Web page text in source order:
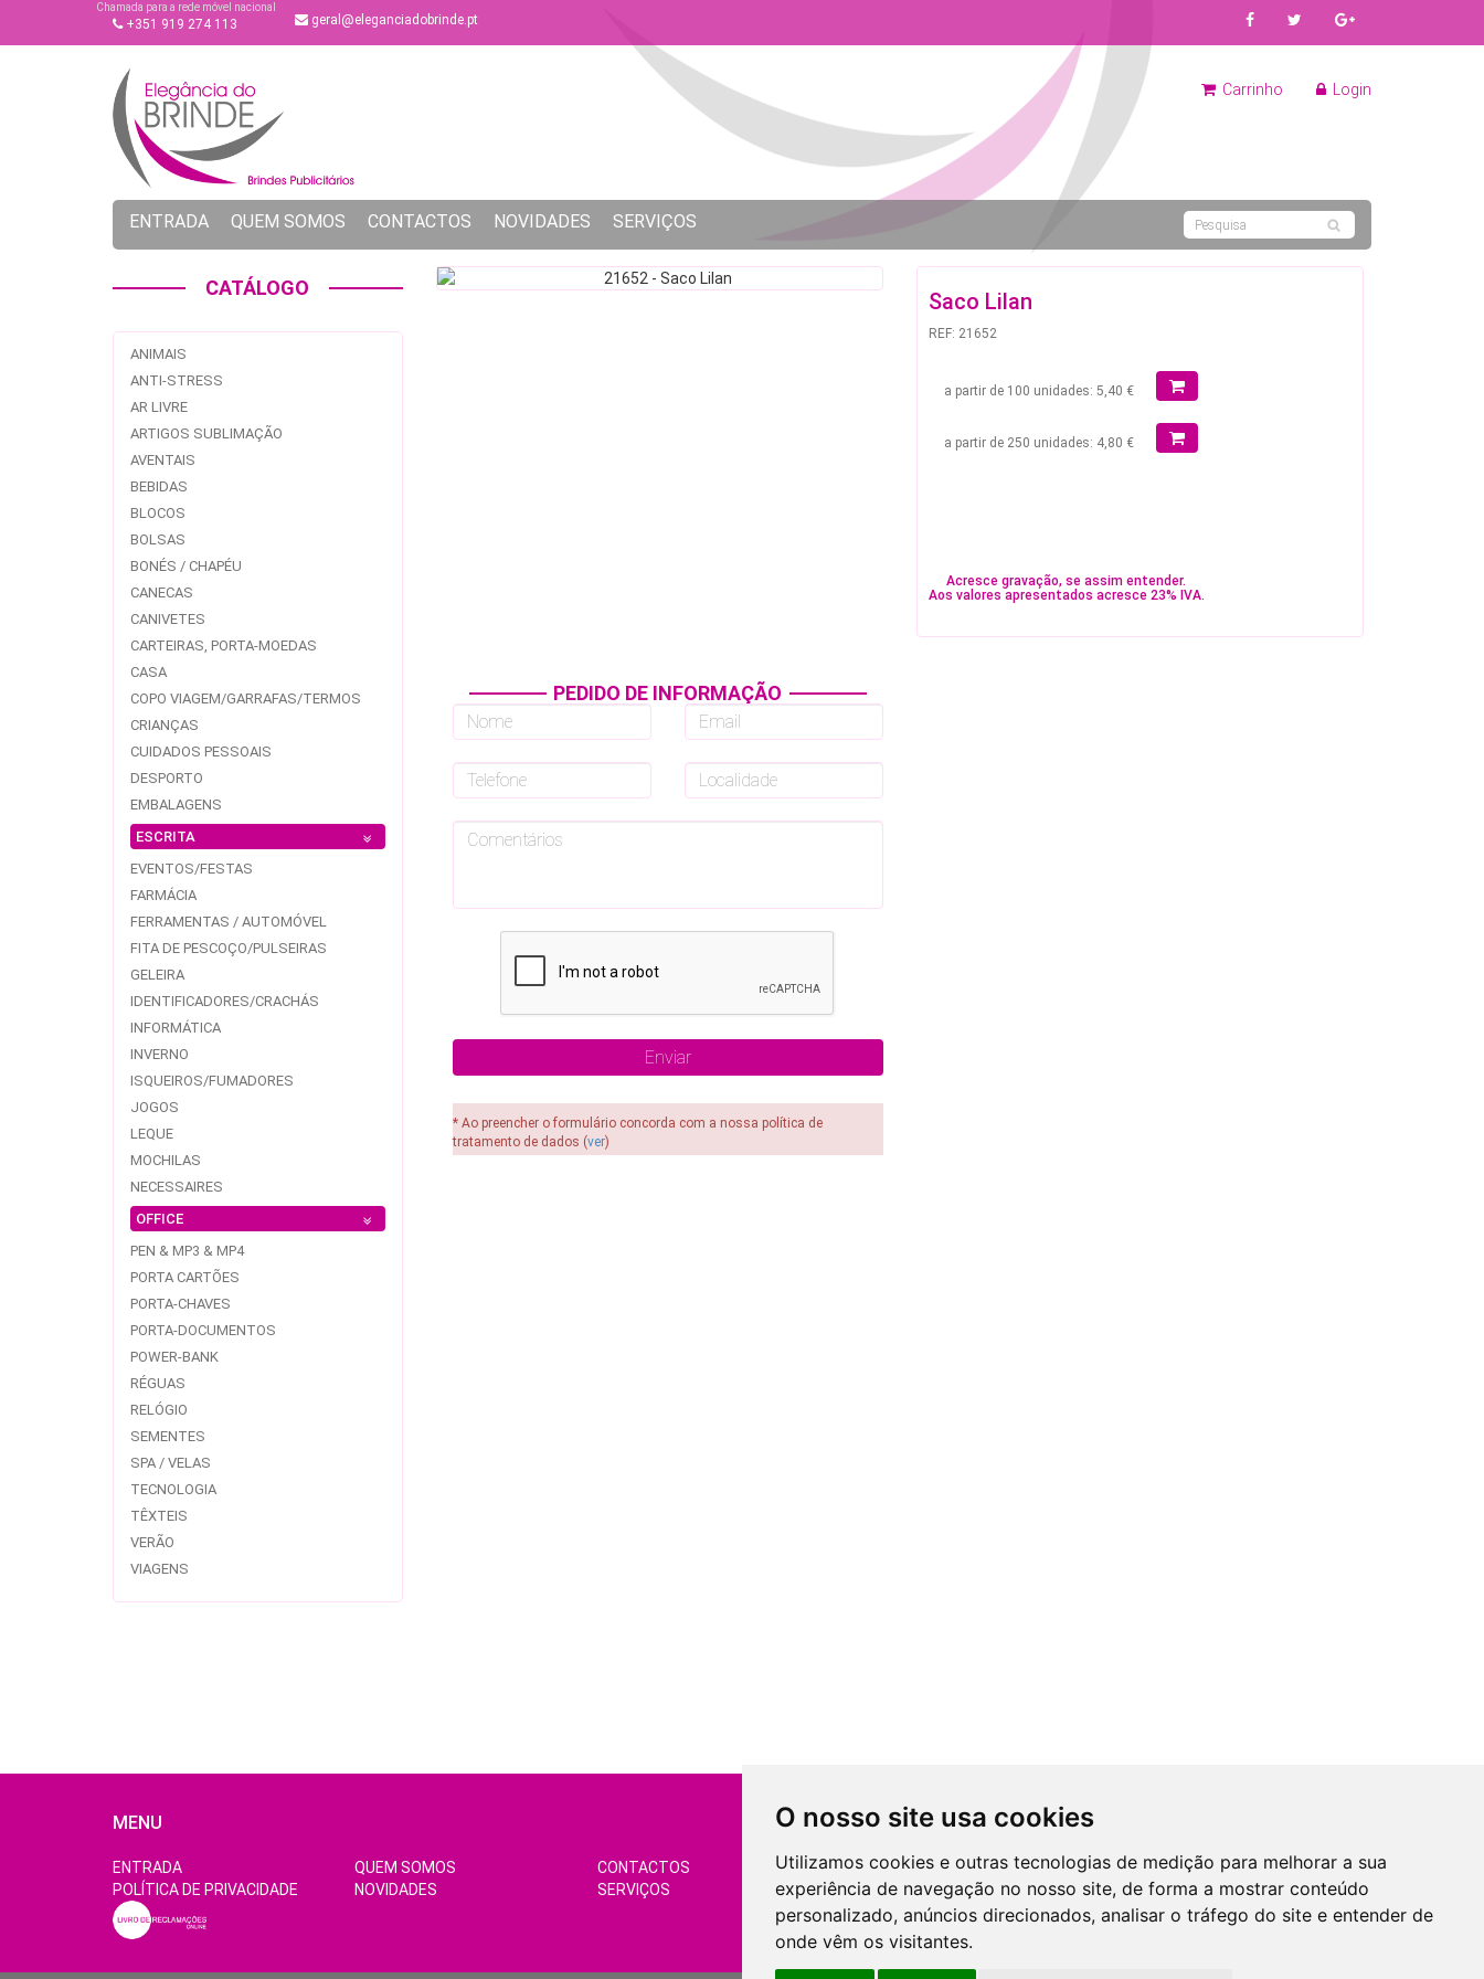
O nosso site usa cookies
Utilizamos cookies e outras tecnologias de medição para melhorar a sua
experiência de navegação no nosso site, de forma a mostrar conteúdo
personalizado, anúncios direcionados, analisar o tráfego do site e entender de
onde vêm os visitantes.
Chamada para a rede móvel nacional
+351 919 274 113 geral@eleganciadobrinde.pt
Carrinho Login
ENTRADA QUEM SOMOS CONTACTOS NOVIDADES SERVIÇOS
CATÁLOGO
ANIMAIS
ANTI-STRESS
AR LIVRE
ARTIGOS SUBLIMAÇÃO
AVENTAIS
BEBIDAS
BLOCOS
BOLSAS
BONÉS / CHAPÉU
CANECAS
CANIVETES
CARTEIRAS, PORTA-MOEDAS
CASA
COPO VIAGEM/GARRAFAS/TERMOS
CRIANÇAS
CUIDADOS PESSOAIS
DESPORTO
EMBALAGENS
ESCRITA
EVENTOS/FESTAS
FARMÁCIA
FERRAMENTAS / AUTOMÓVEL
FITA DE PESCOÇO/PULSEIRAS
GELEIRA
IDENTIFICADORES/CRACHÁS
INFORMÁTICA
INVERNO
ISQUEIROS/FUMADORES
JOGOS
LEQUE
MOCHILAS
NECESSAIRES
OFFICE
PEN & MP3 & MP4
PORTA CARTÕES
PORTA-CHAVES
PORTA-DOCUMENTOS
POWER-BANK
RÉGUAS
RELÓGIO
SEMENTES
SPA / VELAS
TECNOLOGIA
TÊXTEIS
VERÃO
VIAGENS
Saco Lilan
REF: 21652
a partir de 100 unidades: 5,40 €
a partir de 250 unidades: 4,80 €
Acresce gravação, se assim entender.
Aos valores apresentados acresce 23% IVA.
PEDIDO DE INFORMAÇÃO
* Ao preencher o formulário concorda com a nossa política de
tratamento de dados (ver)
MENU
ENTRADA QUEM SOMOS CONTACTOS
CONDIÇÕES DE VENDA
POLÍTICA DE PRIVACIDADE
NOVIDADES SERVIÇOS GERIR COOKIES
SUBSCREVER NEWSLETTER
Mantenha-se informado das nossas
Promções, novidades e muito mais...